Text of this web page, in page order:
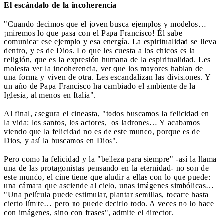
El escándalo de la incoherencia
"Cuando decimos que el joven busca ejemplos y modelos…
¡miremos lo que pasa con el Papa Francisco! Él sabe
comunicar ese ejemplo y esa energía. La espiritualidad se lleva
dentro, y es de Dios. Lo que les cuesta a los chicos es la
religión, que es la expresión humana de la espiritualidad. Les
molesta ver la incoherencia, ver que los mayores hablan de
una forma y viven de otra. Les escandalizan las divisiones. Y
un año de Papa Francisco ha cambiado el ambiente de la
Iglesia, al menos en Italia".
Al final, asegura el cineasta, "todos buscamos la felicidad en
la vida: los santos, los actores, los ladrones… Y acabamos
viendo que la felicidad no es de este mundo, porque es de
Dios, y así la buscamos en Dios".
Pero como la felicidad y la "belleza para siempre" -así la llama
una de las protagonistas pensando en la eternidad- no son de
este mundo, el cine tiene que aludir a ellas con lo que puede:
una cámara que asciende al cielo, unas imágenes simbólicas…
"Una película puede estimular, plantar semillas, tocarte hasta
cierto límite… pero no puede decirlo todo. A veces no lo hace
con imágenes, sino con frases", admite el director.